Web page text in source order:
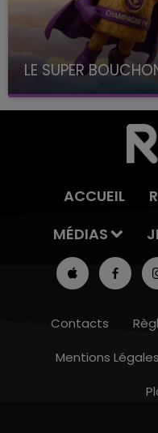
LE SUPER
avec La Famille
ACCUEIL
MÉDIAS
Contacts
Mentions Légales